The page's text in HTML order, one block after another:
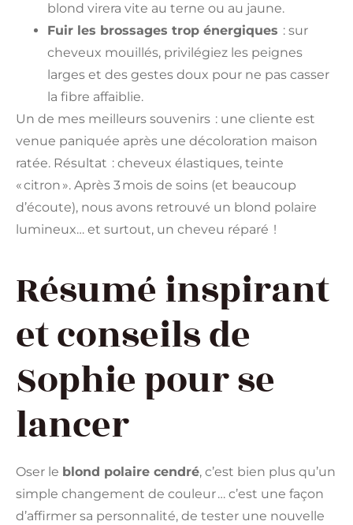
blond virera vite au terne ou au jaune.
Fuir les brossages trop énergiques : sur
cheveux mouillés, privilégiez les peignes
larges et des gestes doux pour ne pas casser
la fibre affaiblie.
Un de mes meilleurs souvenirs : une cliente est
venue paniquée après une décoloration maison
ratée. Résultat : cheveux élastiques, teinte
« citron ». Après 3 mois de soins (et beaucoup
d’écoute), nous avons retrouvé un blond polaire
lumineux… et surtout, un cheveu réparé !
Résumé inspirant
et conseils de
Sophie pour se
lancer
Oser le blond polaire cendré, c’est bien plus qu’un
simple changement de couleur … c’est une façon
d’affirmer sa personnalité, de tester une nouvelle